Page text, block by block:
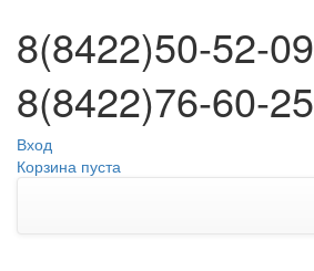
8(8422)50-52-09
8(8422)76-60-25
Вход
Корзина пуста